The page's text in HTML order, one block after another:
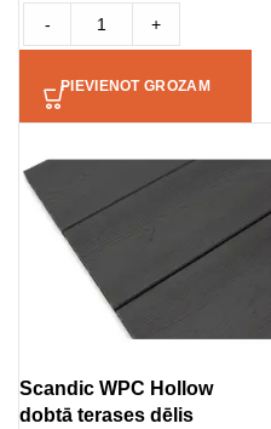
- +
PIEVIENOT GROZAM
Scandic WPC Hollow
dobtā terases dēlis